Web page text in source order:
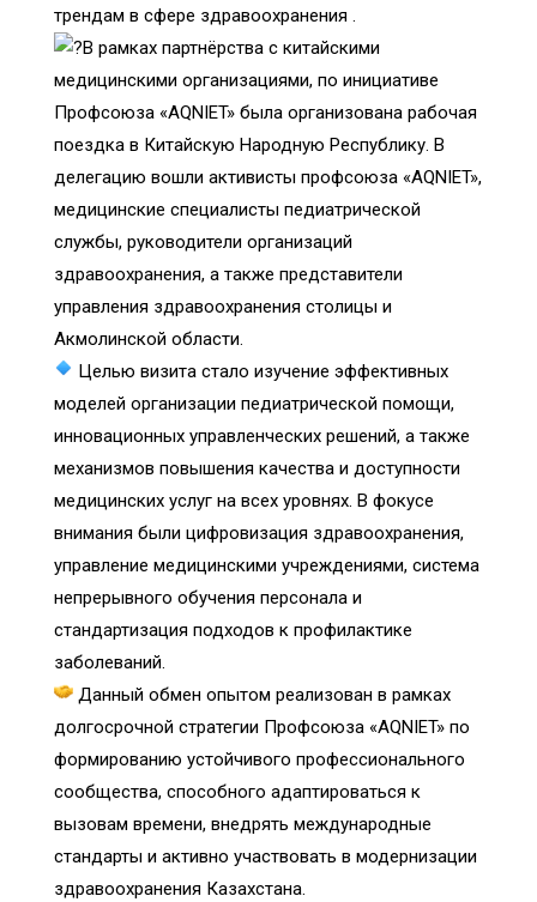
трендам в сфере здравоохранения .
В рамках партнёрства с китайскими
медицинскими организациями, по инициативе
Профсоюза «AQNIET» была организована рабочая
поездка в Китайскую Народную Республику. В
делегацию вошли активисты профсоюза «AQNIET»,
медицинские специалисты педиатрической
службы, руководители организаций
здравоохранения, а также представители
управления здравоохранения столицы и
Акмолинской области.
Целью визита стало изучение эффективных
моделей организации педиатрической помощи,
инновационных управленческих решений, а также
механизмов повышения качества и доступности
медицинских услуг на всех уровнях. В фокусе
внимания были цифровизация здравоохранения,
управление медицинскими учреждениями, система
непрерывного обучения персонала и
стандартизация подходов к профилактике
заболеваний.
Данный обмен опытом реализован в рамках
долгосрочной стратегии Профсоюза «AQNIET» по
формированию устойчивого профессионального
сообщества, способного адаптироваться к
вызовам времени, внедрять международные
стандарты и активно участвовать в модернизации
здравоохранения Казахстана.